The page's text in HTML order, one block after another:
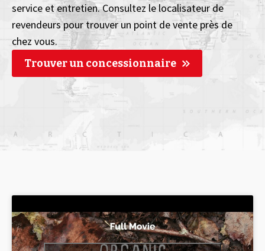
service et entretien. Consultez le localisateur de
revendeurs pour trouver un point de vente près de
chez vous.
Trouver un concessionnaire